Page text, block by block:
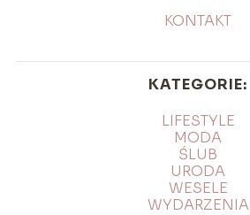
KONTAKT
KATEGORIE:
LIFESTYLE
MODA
ŚLUB
URODA
WESELE
WYDARZENIA